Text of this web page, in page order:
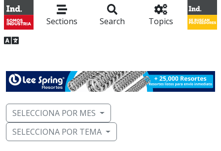
Sections Search Topics
SELECCIONA POR MES
SELECCIONA POR TEMA